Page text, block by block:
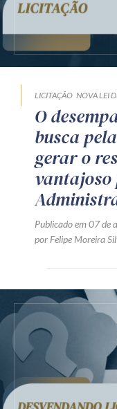
LICITAÇÃO NOVA LEI
O
busca
gerar o
Publicado em 07 de
por Felipe Moreira